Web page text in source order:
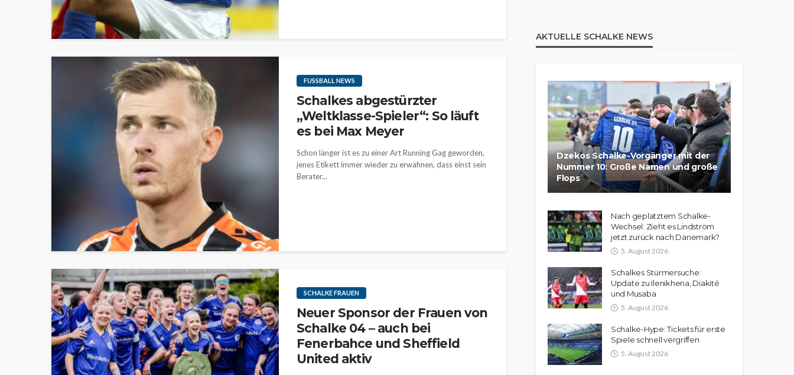
FUSSBALL NEWS
Schalkes abgestürzter
„Weltklasse-Spieler“: So läuft
es bei Max Meyer
Schon länger ist es zu einer Art Running Gag geworden,
jenes Etikett immer wieder zu erwähnen, dass einst sein
Berater...
SCHALKE FRAUEN
Neuer Sponsor der Frauen von
Schalke 04 – auch bei
Fenerbahce und Sheffield
United aktiv
AKTUELLE SCHALKE NEWS
Dzekos Schalke-Vorgänger mit der
Nummer 10: Große Namen und große
Flops
Nach geplatztem Schalke-
Wechsel: Zieht es Lindström
jetzt zurück nach Dänemark?
5. August 2026
Schalkes Stürmersuche:
Update zu Ilenikhena, Diakité
und Musaba
5. August 2026
Schalke-Hype: Tickets für erste
Spiele schnell vergriffen
5. August 2026